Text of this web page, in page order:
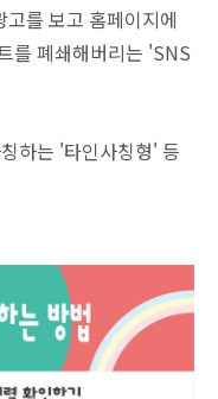
를 보고 홈페이지에
를 폐쇄해버리는 'SNS
하는 '타인사칭형' 등